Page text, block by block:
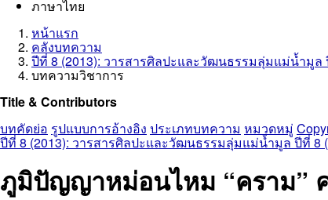
ภาษาไทย
หน้าแรก
คลังบทความ
ปีที่ 8 (2013): วารสารศิลปะและวัฒนธรรมลุ่มแม่น้ำมูล
บทความวิชาการ
Title & Contributors
บทคัดย่อ รูปแบบการอ้างอิง ประเภทบทความ หมวดหมู่
ปีที่ 8 (2013): วารสารศิลปะและวัฒนธรรมลุ่มแม่น้ำมูล ปีที่ 8
ภูมิปัญญาหม่อนไหม “คราม”